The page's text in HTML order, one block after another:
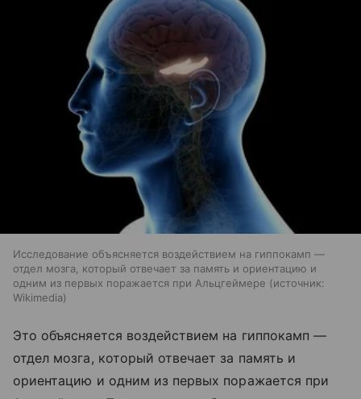
Исследование объясняется воздействием на гиппокамп —
отдел мозга, который отвечает за память и ориентацию и
одним из первых поражается при Альцгеймере
источник:
Wikimedia
Это объясняется воздействием на гиппокамп —
отдел мозга, который отвечает за память и
ориентацию и одним из первых поражается при